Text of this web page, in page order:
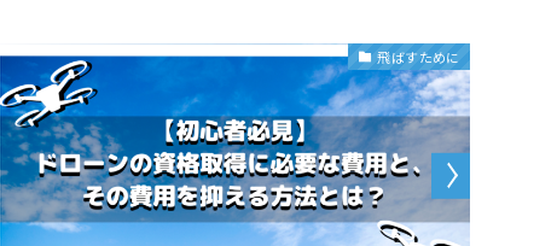
飛ばすために